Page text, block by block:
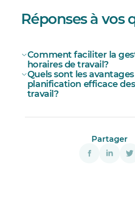
Réponses à vos
Comment faciliter la
horaires de travail?
de gestion des horaires
Quels sont les avantages
planification efficace
travail?
Partager